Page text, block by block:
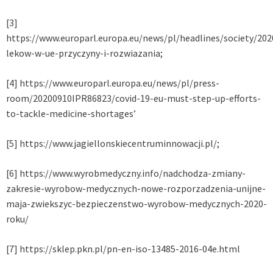
[3]
https://www.europarl.europa.eu/news/pl/headlines/society/
lekow-w-ue-przyczyny-i-rozwiazania;
[4] https://www.europarl.europa.eu/news/pl/press-
room/20200910IPR86823/covid-19-eu-must-step-up-efforts-
to-tackle-medicine-shortages’
[5] https://www.jagiellonskiecentruminnowacji.pl/;
[6] https://www.wyrobmedyczny.info/nadchodza-zmiany-
zakresie-wyrobow-medycznych-nowe-rozporzadzenia-unijne-
maja-zwiekszyc-bezpieczenstwo-wyrobow-medycznych-2020-
roku/
[7] https://sklep.pkn.pl/pn-en-iso-13485-2016-04e.html